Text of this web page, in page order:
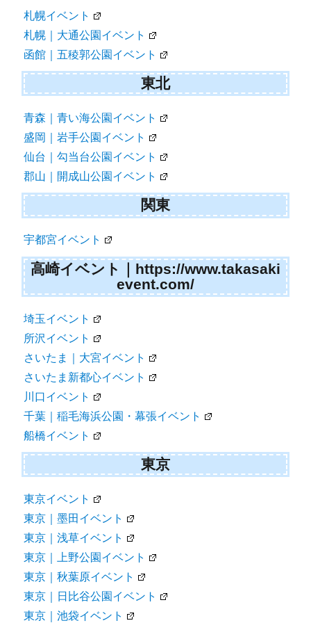
札幌イベント
札幌｜大通公園イベント
函館｜五稜郭公園イベント
東北
青森｜青い海公園イベント
盛岡｜岩手公園イベント
仙台｜勾当台公園イベント
郡山｜開成山公園イベント
関東
宇都宮イベント
高崎イベント｜https://www.takasaki
event.com/
埼玉イベント
所沢イベント
さいたま｜大宮イベント
さいたま新都心イベント
川口イベント
千葉｜稲毛海浜公園・幕張イベント
船橋イベント
東京
東京イベント
東京｜墨田イベント
東京｜浅草イベント
東京｜上野公園イベント
東京｜秋葉原イベント
東京｜日比谷公園イベント
東京｜池袋イベント